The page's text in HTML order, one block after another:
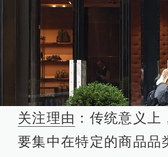
关注理由 ：传统意义
要集中在特定的商品品